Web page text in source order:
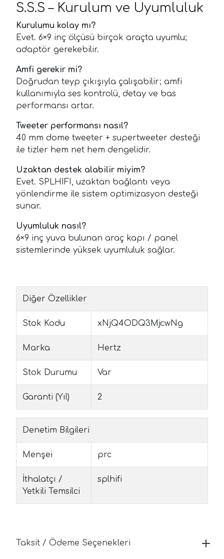
S.S.S – Kurulum ve Uyumluluk
Kurulumu kolay mı?
Evet. 6×9 inç ölçüsü birçok araçta uyumlu;
adaptör gerekebilir.
Amfi gerekir mi?
Doğrudan teyp çıkışıyla çalışabilir; amfi
kullanımıyla ses kontrolü, detay ve bas
performansı artar.
Tweeter performansı nasıl?
40 mm dome tweeter + super­tweeter desteği
ile tizler hem net hem dengelidir.
Uzaktan destek alabilir miyim?
Evet. SPLHIFI, uzaktan bağlantı veya
yönlendirme ile sistem optimizasyon desteği
sunar.
Uyumluluk nasıl?
6×9 inç yuva bulunan araç kapı / panel
sistemlerinde yüksek uyumluluk sağlar.
Diğer Özellikler
Stok Kodu xNjQ4ODQ3MjcwNg
Marka Hertz
Stok Durumu Var
Garanti (Yıl) 2
Denetim Bilgileri
Menşei prc
İthalatçı /
Yetkili Temsilci
splhifi
Taksit / Ödeme Seçenekleri